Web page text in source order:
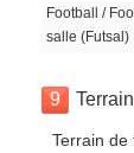
Football /
salle (Futsal)
9
Terrain